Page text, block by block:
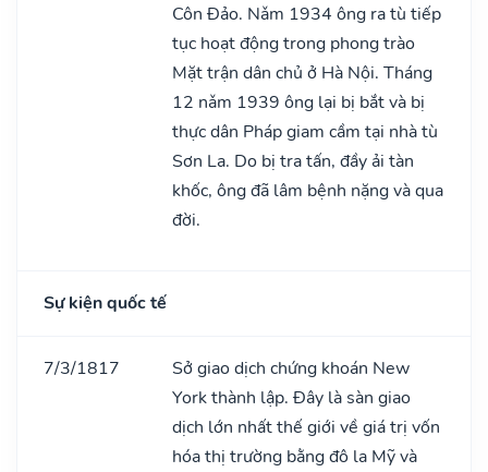
Côn Đảo. Nǎm 1934 ông ra tù tiếp
tục hoạt động trong phong trào
Mặt trận dân chủ ở Hà Nội. Tháng
12 nǎm 1939 ông lại bị bắt và bị
thực dân Pháp giam cầm tại nhà tù
Sơn La. Do bị tra tấn, đầy ải tàn
khốc, ông đã lâm bệnh nặng và qua
đời.
Sự kiện quốc tế
7/3/1817
Sở giao dịch chứng khoán New
York thành lập. Đây là sàn giao
dịch lớn nhất thế giới về giá trị vốn
hóa thị trường bằng đô la Mỹ và